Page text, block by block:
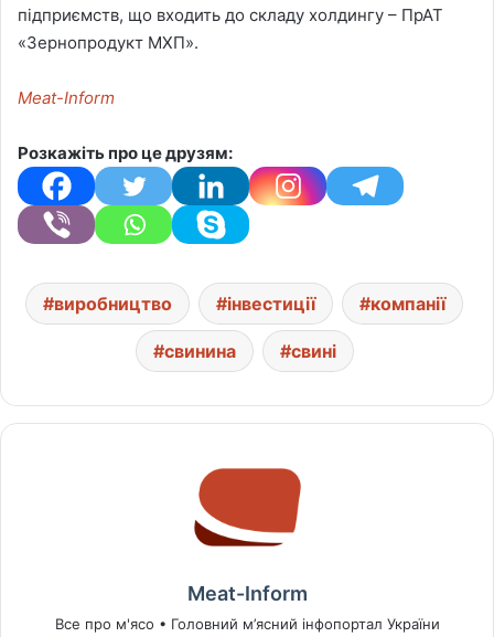
підприємств, що входить до складу холдингу – ПрАТ
«Зернопродукт МХП».
Meat-Inform
Розкажіть про це друзям:
виробництво інвестиції компанії
свинина свині
Meat-Inform
Все про м'ясо • Головний м’ясний інфопортал України